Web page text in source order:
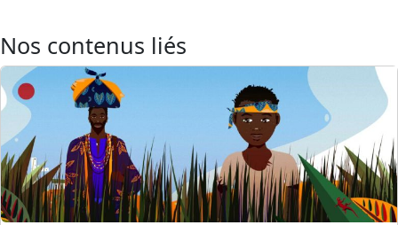
Nos contenus liés